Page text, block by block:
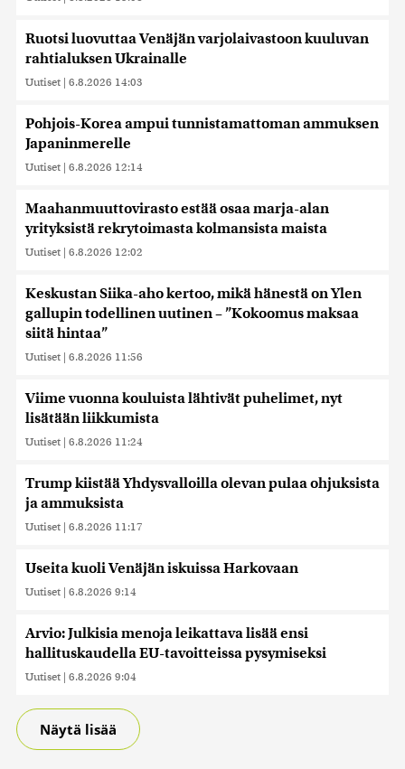
Ruotsi luovuttaa Venäjän varjolaivastoon kuuluvan
rahtialuksen Ukrainalle
Uutiset | 6.8.2026 14:03
Pohjois-Korea ampui tunnistamattoman ammuksen
Japaninmerelle
Uutiset | 6.8.2026 12:14
Maahanmuuttovirasto estää osaa marja-alan
yrityksistä rekrytoimasta kolmansista maista
Uutiset | 6.8.2026 12:02
Keskustan Siika-aho kertoo, mikä hänestä on Ylen
gallupin todellinen uutinen – ”Kokoomus maksaa
siitä hintaa”
Uutiset | 6.8.2026 11:56
Viime vuonna kouluista lähtivät puhelimet, nyt
lisätään liikkumista
Uutiset | 6.8.2026 11:24
Trump kiistää Yhdysvalloilla olevan pulaa ohjuksista
ja ammuksista
Uutiset | 6.8.2026 11:17
Useita kuoli Venäjän iskuissa Harkovaan
Uutiset | 6.8.2026 9:14
Arvio: Julkisia menoja leikattava lisää ensi
hallituskaudella EU-tavoitteissa pysymiseksi
Uutiset | 6.8.2026 9:04
Näytä lisää